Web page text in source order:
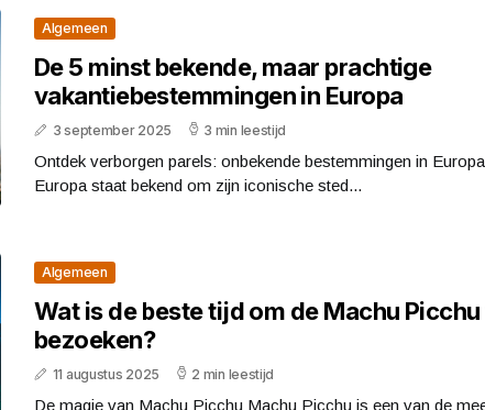
Algemeen
De 5 minst bekende, maar prachtige
vakantiebestemmingen in Europa
3 september 2025 3 min leestijd
Ontdek verborgen parels: onbekende bestemmingen in Europa
Europa staat bekend om zijn iconische sted...
Algemeen
Wat is de beste tijd om de Machu Picchu
bezoeken?
11 augustus 2025 2 min leestijd
De magie van Machu Picchu Machu Picchu is een van de